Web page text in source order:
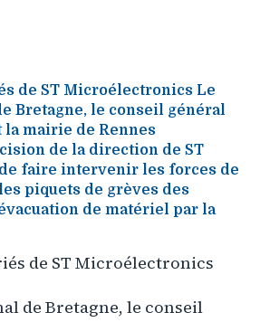
de ST Microélectronics Le
Bretagne, le conseil général
mairie de Rennes
de la direction de ST
faire intervenir les forces de
piquets de grèves des
de matériel par la
de ST Microélectronics
de Bretagne, le conseil